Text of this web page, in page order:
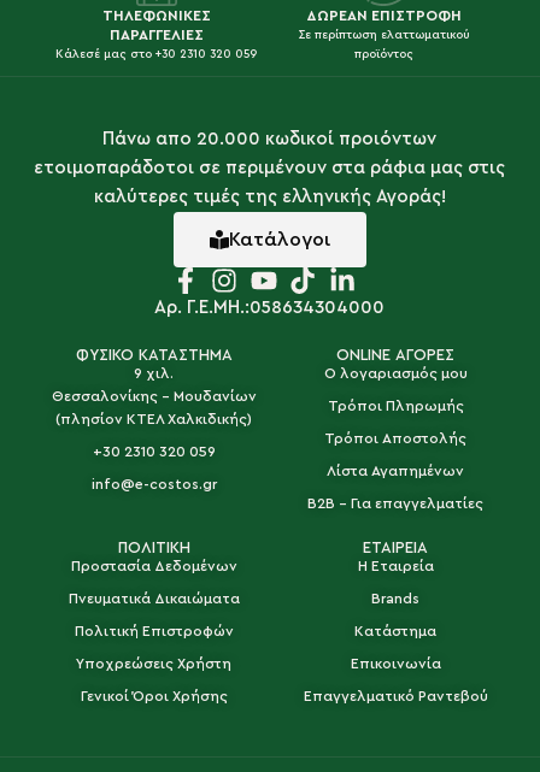
ΤΗΛΕΦΩΝΙΚΕΣ
ΠΑΡΑΓΓΕΛΙΕΣ
Κάλεσέ μας στο +30 2310 320 059
ΔΩΡΕΑΝ ΕΠΙΣΤΡΟΦΗ
Σε περίπτωση ελαττωματικού
προϊόντος
Πάνω απο 20.000 κωδικοί προιόντων
ετοιμοπαράδοτοι σε περιμένουν στα ράφια μας στις
καλύτερες τιμές της ελληνικής Αγοράς!
Κατάλογοι
Αρ. Γ.Ε.ΜΗ.:058634304000
ΦΥΣΙΚΟ ΚΑΤΑΣΤΗΜΑ
9 χιλ.
Θεσσαλονίκης - Μουδανίων
(πλησίον ΚΤΕΛ Χαλκιδικής)
+30 2310 320 059
info@e-costos.gr
ONLINE ΑΓΟΡΕΣ
Ο λογαριασμός μου
Τρόποι Πληρωμής
Τρόποι Αποστολής
Λίστα Αγαπημένων
B2B - Για επαγγελματίες
ΠΟΛΙΤΙΚΗ
Προστασία Δεδομένων
Πνευματικά Δικαιώματα
Πολιτική Επιστροφών
Υποχρεώσεις Χρήστη
Γενικοί Όροι Χρήσης
ΕΤΑΙΡΕΙΑ
Η Εταιρεία
Brands
Κατάστημα
Επικοινωνία
Επαγγελματικό Ραντεβού